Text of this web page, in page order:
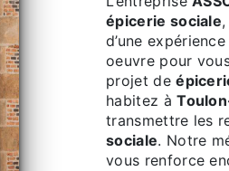
épicerie sociale
d’une
oeuvre pour
projet de
habitez à
transmettre les
sociale. Notre
vous renforce